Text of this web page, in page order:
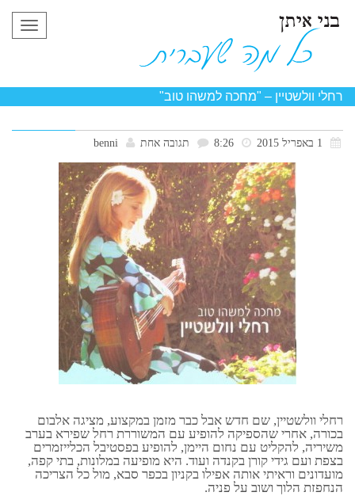
רחלי וולשטיין – "מחכה למשהו טוב"
תגובה אחת benni
רחלי וולשטיין, שם חדש אבל כבר מזמן במקצוע, מציגה אלבום
בכורה, אחרי שהספיקה להופיע עם המשוררת רחל שפירא בערב
משיריה, להקליט עם נחום היימן, להופיע בפסטיבל הכלייזמרים
בצפת ועם גידי קורן בקנדה ועוד. היא מופיעה במלונות, בתי קפה,
מועדונים וראיתי אותה אפילו בקניון בכפר סבא, מול כל הצריכה
הנחפזת הלוך ושוב על פניה.